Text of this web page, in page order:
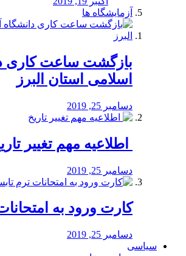
آزمایشگاه ها
بازگشت ساعت کاری
اسلامی استان البرز
دسامبر 25, 2019
اطلاعیه مهم تغییر
دسامبر 25, 2019
کارت ورود به
دسامبر 25, 2019
سیاسی